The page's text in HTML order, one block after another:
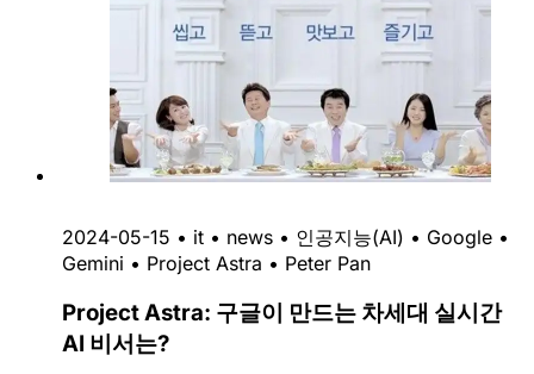
2024-05-15 • it • news • 인공지능(AI) • Google •
Gemini • Project Astra • Peter Pan
Project Astra: 구글이 만드는 차세대 실시간
AI 비서는?